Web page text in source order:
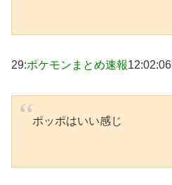
29:ポケモンまとめ速報12:02:06
ポッポはいい感じ